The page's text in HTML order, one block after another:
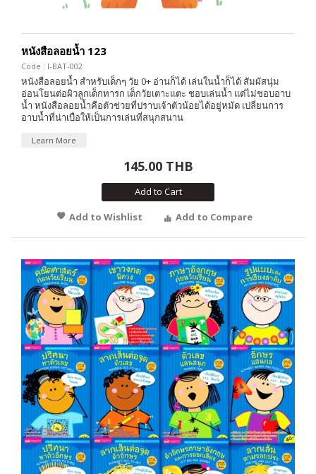
หนังสือลอยน้ำ 123
Code : I-BAT-002
หนังสือลอยน้ำ สำหรับเด็กๆ วัย 0+ อ่านก็ได้ เล่นในน้ำก็ได้ สัมผัสนุ่ม
อ่อนโยนต่อผิวลูกเด็กทารก เด็กวัยเตาะแตะ ชอบเล่นน้ำ แต่ไม่ชอบอาบ
น้ำ หนังสือลอยน้ำคือตัวช่วยที่ปราบเจ้าตัวน้อยได้อยู่หมัด เปลี่ยนการ
อาบน้ำที่น่าเบื่อให้เป็นการเล่นที่สนุกสนาน
Learn More
145.00 THB
Add to Cart
Add to Wishlist
Add to Compare